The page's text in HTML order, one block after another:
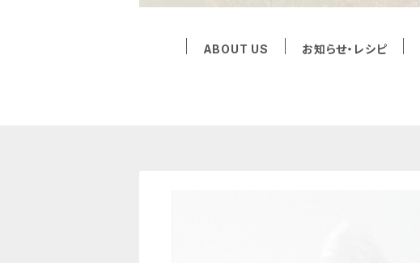
ABOUT US お知らせ・レシピ